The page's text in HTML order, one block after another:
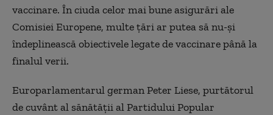
vaccinare. În ciuda celor mai bune asigurări ale
Comisiei Europene, multe țări ar putea să nu-și
îndeplinească obiectivele legate de vaccinare până la
finalul verii.
Europarlamentarul german Peter Liese, purtătorul
de cuvânt al sănătății al Partidului Popular